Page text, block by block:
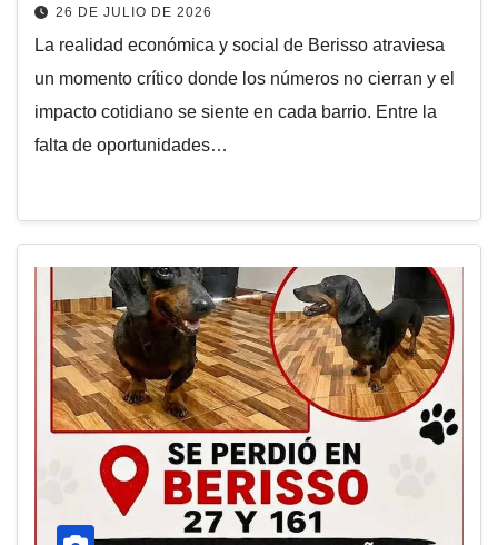
26 DE JULIO DE 2026
La realidad económica y social de Berisso atraviesa
un momento crítico donde los números no cierran y el
impacto cotidiano se siente en cada barrio. Entre la
falta de oportunidades…